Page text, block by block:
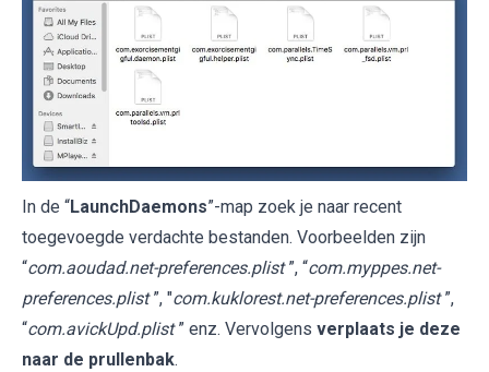
In de “LaunchDaemons”-map zoek je naar recent
toegevoegde verdachte bestanden. Voorbeelden zijn
“com.aoudad.net-preferences.plist ”, “com.myppes.net-
preferences.plist ”, "com.kuklorest.net-preferences.plist ”,
“com.avickUpd.plist ” enz. Vervolgens verplaats je deze
naar de prullenbak.